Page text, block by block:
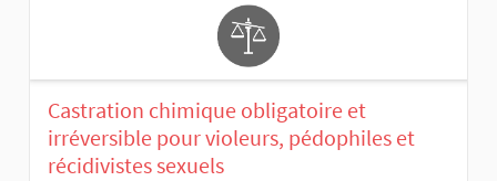
Castration chimique obligatoire et
irréversible pour violeurs, pédophiles et
récidivistes sexuels